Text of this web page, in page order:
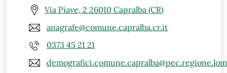
Via Piave, 2 26010 Capralba (CR)
anagrafe@comune.capralba.cr.it
0373 45 21 21